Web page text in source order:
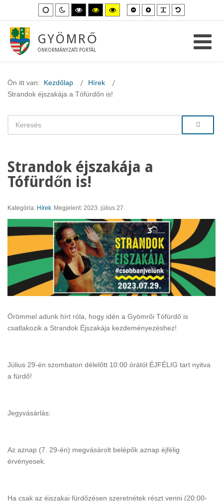
Alapértelmezett
mód
Éjszakai
mód
Magas
kontraszt
fekete-
mód.
Magas
kontraszt
fekete-
Magas
kontraszt
sárga-
Kisebb
betűméret
Nagyobb
betűméret
GYÖMRŐ
ÖNKORMÁNYZATI PORTÁL
Ön itt van: Kezdőlap
Hírek
Strandok éjszakája a Tófürdőn is!
Strandok éjszakája a
Tófürdőn is!
Kategória: Hírek Megjelent: 2023. július 27.
Örömmel adunk hírt róla, hogy idén a Gyömrői Tófürdő is
csatlakozik a Strandok Éjszakája kezdeményezéshez!
Július 29-én szombaton délelőtt 10:00 órától ÉJFÉLIG tart nyitva
a fürdő!
Jegyvásárlás:
Az aznap (7. 29-én) megvásárolt belépők aznap éjfélig
érvényesek.
Ha csak az éjszakai fürdőzésen szeretnétek részt venni (20:00-